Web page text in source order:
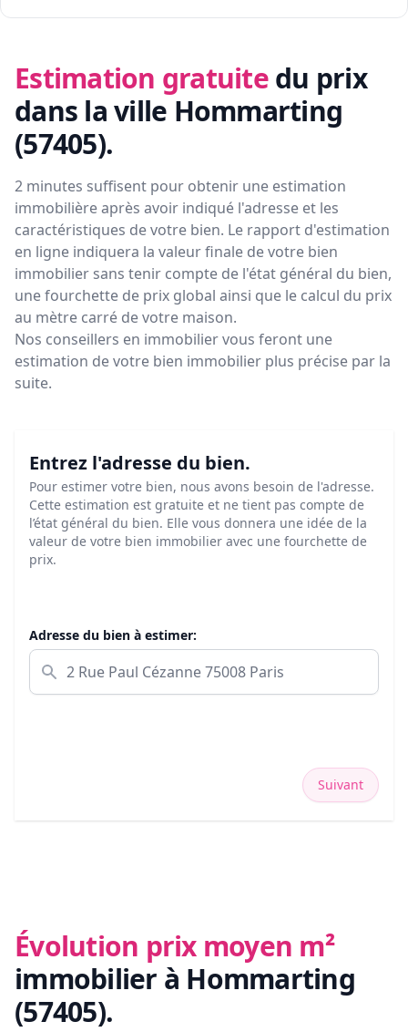
Estimation gratuite du prix
dans la ville Hommarting
(57405).
2 minutes suffisent pour obtenir une estimation
immobilière après avoir indiqué l'adresse et les
caractéristiques de votre bien. Le rapport d'estimation
en ligne indiquera la valeur finale de votre bien
immobilier sans tenir compte de l'état général du bien,
une fourchette de prix global ainsi que le calcul du prix
au mètre carré de votre maison.
Nos conseillers en immobilier vous feront une
estimation de votre bien immobilier plus précise par la
suite.
Entrez l'adresse du bien.
Pour estimer votre bien, nous avons besoin de l'adresse.
Cette estimation est gratuite et ne tient pas compte de
l’état général du bien. Elle vous donnera une idée de la
valeur de votre bien immobilier avec une fourchette de
prix.
Adresse du bien à estimer:
Suivant
Évolution prix moyen m²
immobilier à Hommarting
(57405).